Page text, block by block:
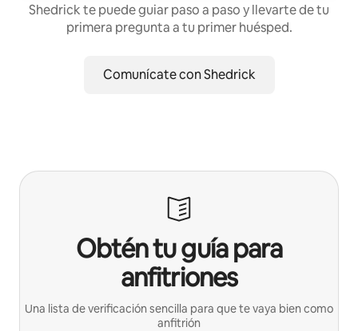
Shedrick te puede guiar paso a paso y llevarte de tu
primera pregunta a tu primer huésped.
Comunícate con Shedrick
Obtén tu guía para
anfitriones
Una lista de verificación sencilla para que te vaya bien como
anfitrión